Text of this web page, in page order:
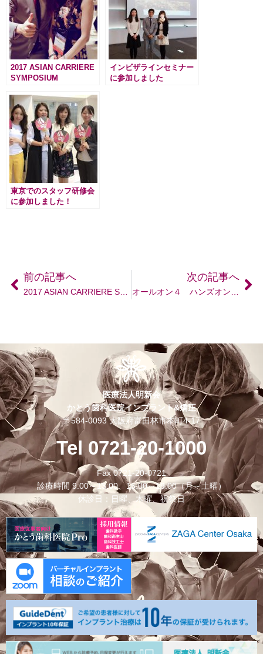
2017 ASIAN CARRIERE
SYMPOSIUM
インビザラインセミナー
に参加しました
東京でのスタッフ研修会
に参加しました！
前の記事へ
2017 ASIAN CARRIERE SYMPOSIUM
次の記事へ
オールオン４ ハンズオンセミナー
医療法人明新会
かとう歯科医院インプラント&矯正
〒584-0093 大阪府富田林市本町4-17
Tel 0721-20-1000
Fax 0721-20-0721
診療時間 9:00～13:00、15:00～19:00（月～土曜）
休診日：日曜、木曜、祝祭日